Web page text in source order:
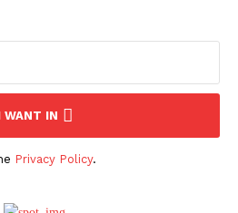
WANT IN
Privacy Policy.